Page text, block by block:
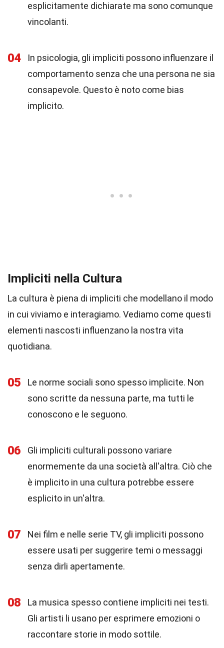
esplicitamente dichiarate ma sono comunque
vincolanti.
04
In psicologia, gli impliciti possono influenzare il
comportamento senza che una persona ne sia
consapevole. Questo è noto come bias
implicito.
Impliciti nella Cultura
La cultura è piena di impliciti che modellano il modo
in cui viviamo e interagiamo. Vediamo come questi
elementi nascosti influenzano la nostra vita
quotidiana.
05
Le norme sociali sono spesso implicite. Non
sono scritte da nessuna parte, ma tutti le
conoscono e le seguono.
06
Gli impliciti culturali possono variare
enormemente da una società all'altra. Ciò che
è implicito in una cultura potrebbe essere
esplicito in un'altra.
07
Nei film e nelle serie TV, gli impliciti possono
essere usati per suggerire temi o messaggi
senza dirli apertamente.
08
La musica spesso contiene impliciti nei testi.
Gli artisti li usano per esprimere emozioni o
raccontare storie in modo sottile.